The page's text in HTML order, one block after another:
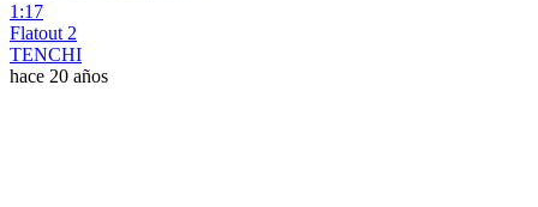
1:17
Flatout 2
TENCHI
hace 20 años